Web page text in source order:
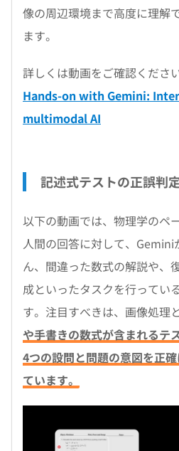
像の周辺環境まで高度に理解
ます。
詳しくは動画をご確認ください
Hands-on with Gemini:
multimodal AI
記述式テストの正誤判
以下の動画では、物理学のペ
人間の回答に対して、Gemini
ん、間違った数式の解説や、
成といったタスクを行ってい
す。注目すべきは、画像処理
や手書きの数式が含まれるテ
4つの設問と問題の意図を正
ています。